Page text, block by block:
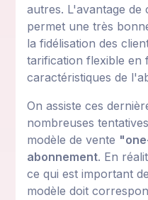
autres. L'avantage de
permet une très
la fidélisation des
tarification flexible en
caractéristiques de
On assiste ces
nombreuses
modèle de vente
abonnement. En
ce qui est important
modèle doit